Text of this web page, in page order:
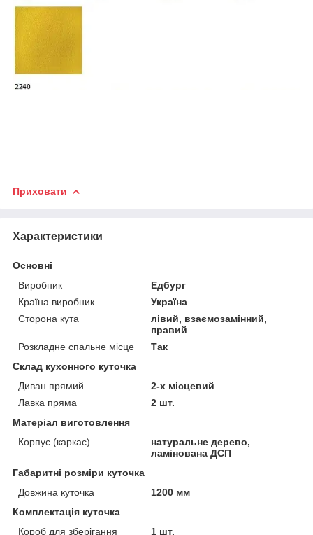
Приховати
Характеристики
Основні
Виробник
Едбург
Країна виробник
Україна
Сторона кута
лівий, взаємозамінний,
правий
Розкладне спальне місце
Так
Склад кухонного куточка
Диван прямий
2-х місцевий
Лавка пряма
2 шт.
Матеріал виготовлення
Корпус (каркас)
натуральне дерево,
ламінована ДСП
Габаритні розміри куточка
Довжина куточка
1200 мм
Комплектація куточка
Короб для зберігання
1 шт.